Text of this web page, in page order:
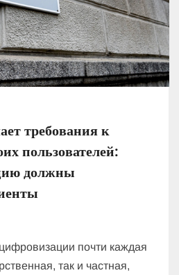
требования к
пользователей:
должны
почти каждая
так и частная,